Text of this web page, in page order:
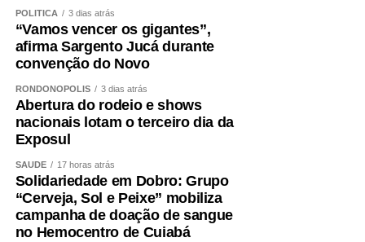
POLÍTICA 3 dias atrás
“Vamos vencer os gigantes”,
afirma Sargento Jucá durante
convenção do Novo
RONDONÓPOLIS 3 dias atrás
Abertura do rodeio e shows
nacionais lotam o terceiro dia da
Exposul
SAÚDE 17 horas atrás
Solidariedade em Dobro: Grupo
“Cerveja, Sol e Peixe” mobiliza
campanha de doação de sangue
no Hemocentro de Cuiabá